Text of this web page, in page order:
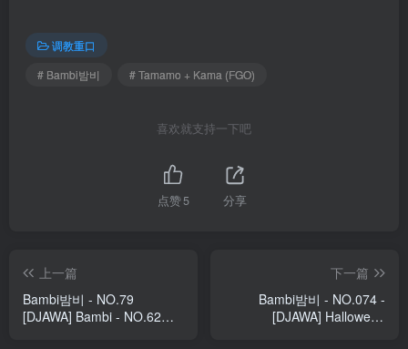
调教重口
# Bambi밤비
# Tamamo + Kama (FGO)
喜欢就支持一下吧
点赞5 分享
上一篇
Bambi밤비 - NO.79
[DJAWA] Bambi - NO.62
下一篇
Bambi밤비 - NO.074 -
[DJAWA] Halloween